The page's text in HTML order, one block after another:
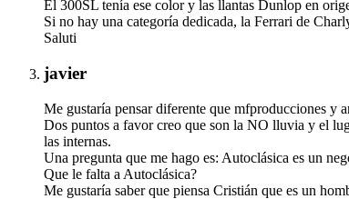
El 300SL tenía ese color y las llantas Dunlop en
Si no hay una categoría dedicada, la Ferrari de
Saluti
javier
Me gustaría pensar diferente que mfproducciones y
Dos puntos a favor creo que son la NO lluvia y el
las internas.
Una pregunta que me hago es: Autoclásica es un
Que le falta a Autoclásica?
Me gustaría saber que piensa Cristián que es un